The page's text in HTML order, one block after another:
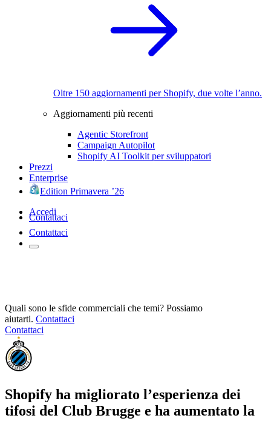
Oltre 150 aggiornamenti per Shopify, due volte l’anno.
Aggiornamenti più recenti
Agentic Storefront
Campaign Autopilot
Shopify AI Toolkit per sviluppatori
Prezzi
Enterprise
Edition Primavera ’26
Accedi
Contattaci
Contattaci
Quali sono le sfide commerciali che temi? Possiamo
aiutarti. Contattaci
Contattaci
Shopify ha migliorato l’esperienza dei
tifosi del Club Brugge e ha aumentato la